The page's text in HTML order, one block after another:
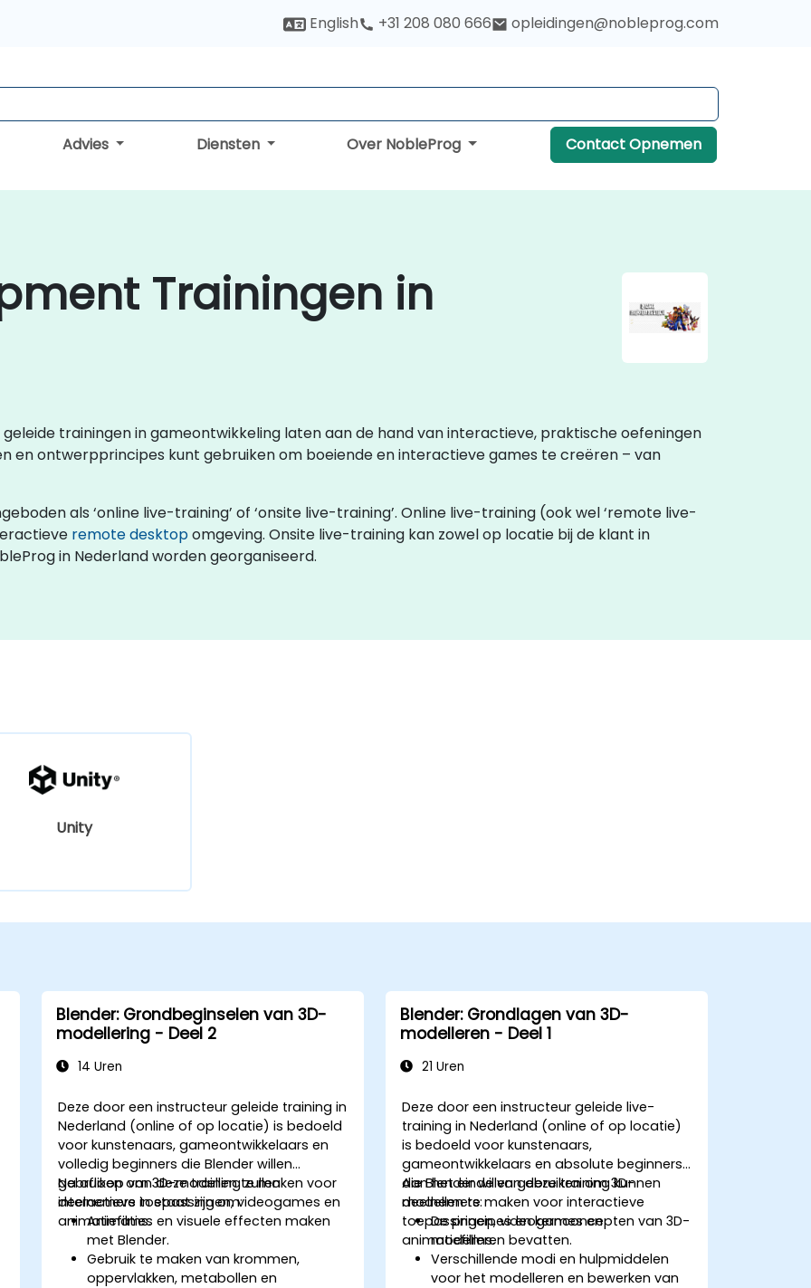
English +31 208 080 666 opleidingen@nobleprog.com
Advies Diensten Over NobleProg Contact Opnemen
Trainingen in
trainingen in gameontwikkeling laten aan de hand van interactieve, praktische oefeningen
en ontwerpprincipes kunt gebruiken om boeiende en interactieve games te creëren – van
als ‘online live-training’ of ‘onsite live-training’. Online live-training (ook wel ‘remote live-
remote desktopomgeving. Onsite live-training kan zowel op locatie bij de klant in
in Nederland worden georganiseerd.
Unity
Blender: Grondbeginselen van 3D-
modellering - Deel 2
14 Uren
Deze door een instructeur geleide training in
Nederland (online of op locatie) is bedoeld
voor kunstenaars, gameontwikkelaars en
volledig beginners die Blender willen
gebruiken om 3D-modellen te maken voor
interactieve toepassingen, videogames en
animatiefilms.
Na afloop van deze training zullen
deelnemers in staat zijn om:
Animaties en visuele effecten maken
met Blender.
Gebruik te maken van krommen,
oppervlakken, metabollen en
Blender: Grondlagen van 3D-
modelleren - Deel 1
21 Uren
Deze door een instructeur geleide live-
training in Nederland (online of op locatie)
is bedoeld voor kunstenaars,
gameontwikkelaars en absolute beginners
die Blender willen gebruiken om 3D-
modellen te maken voor interactieve
toepassingen, videogames en
animatiefilms.
Aan het einde van deze training kunnen
deelnemers:
De principes en kernconcepten van 3D-
modelleren bevatten.
Verschillende modi en hulpmiddelen
voor het modelleren en bewerken van